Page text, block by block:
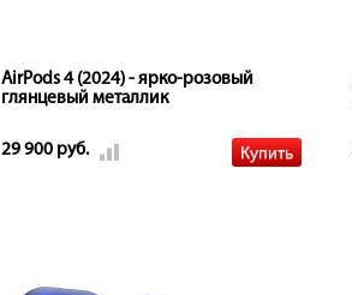
AirPods 4 (2024) - ярко-розовый
глянцевый металлик
29 900 руб.